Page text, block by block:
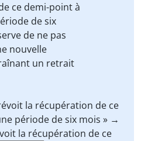
ce demi-pointà
de six
de ne pas
nouvelle
un retrait
la récupération de ce
période de six mois » →
la récupération de ce